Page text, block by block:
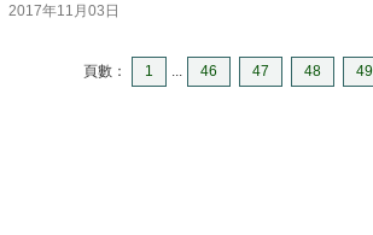
2017年11月03日
頁數： 1 ... 46 47 48 49